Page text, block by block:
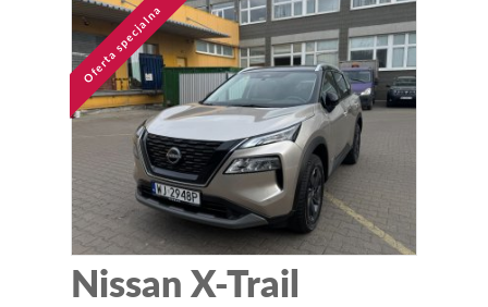
Oferta specjalna
Nissan X-Trail